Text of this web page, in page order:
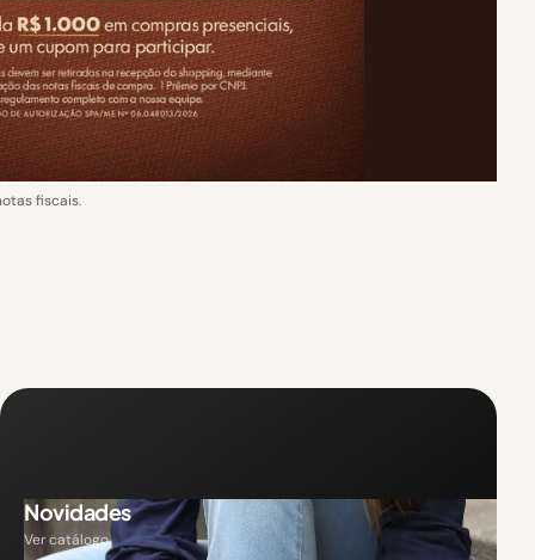
fiscais.
Novidades
Ver catálogo